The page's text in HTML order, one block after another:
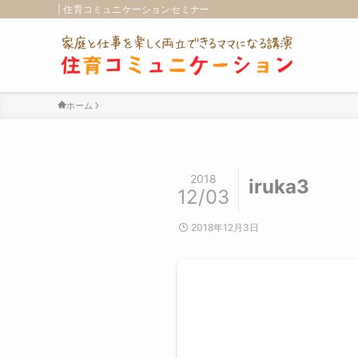
| 住育コミュニケーションセミナー
ホーム
iruka3
2018
12/03
2018年12月3日